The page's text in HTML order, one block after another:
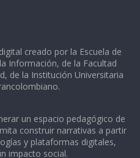
creado por la Escuela de
Información, de la Facultad
de la Institución Universitaria
un espacio pedagógico de
construir narrativas a partir
y plataformas digitales,
impacto social.